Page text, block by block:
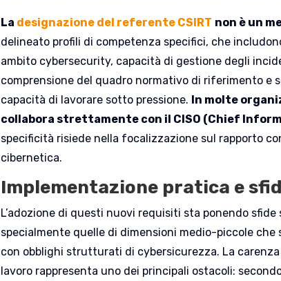
La designazione del referente CSIRT non è un
delineato profili di competenza specifici, che
ambito cybersecurity, capacità di gestione degli
comprensione del quadro normativo di riferimento e
capacità di lavorare sotto pressione. In molte
collabora strettamente con il CISO (Chief
specificità risiede nella focalizzazione sul rapporto
cibernetica.
Implementazione pratica e
L’adozione di questi nuovi requisiti sta ponendo
specialmente quelle di dimensioni medio-piccole
con obblighi strutturati di cybersicurezza. La
lavoro rappresenta uno dei principali ostacoli: